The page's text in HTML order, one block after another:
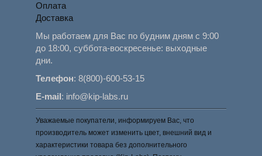
Оплата
Доставка
Мы работаем для Вас по будним дням с 9:00
до 18:00, суббота-воскресенье: выходные
дни.
Телефон:8(800)-600-53-15
E-mail: info@kip-labs.ru
Уважаемые покупатели, информируем Вас, что
производитель может изменить цвет, внешний вид и
характеристики товара без дополнительного